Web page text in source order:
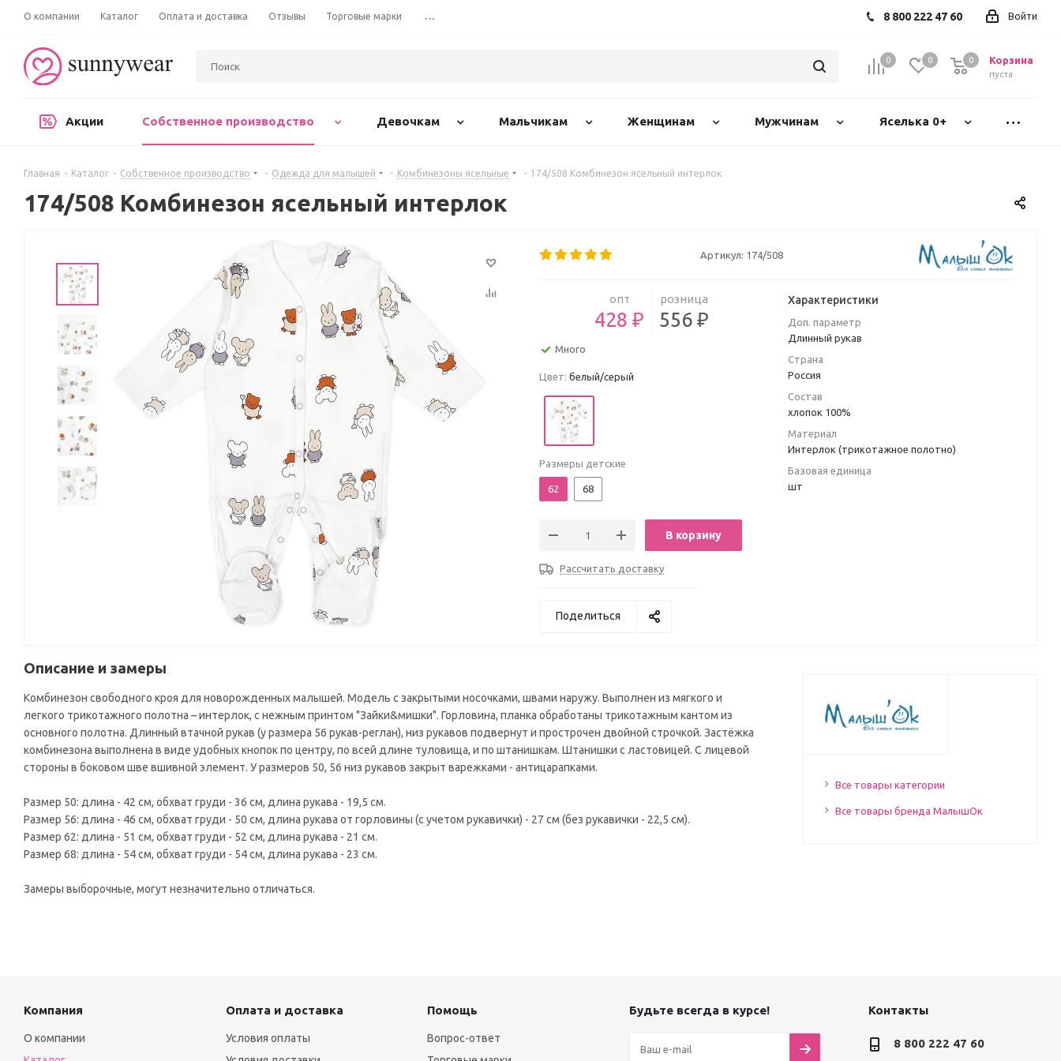
О компании Каталог Оплата и доставка Отзывы Торговые марки ... Войти
8 800 222 47 60
0 0 Корзина
пуста
0
Акции Собственное производство Девочкам Мальчикам Женщинам Мужчинам Яселька 0+
Главная - Каталог - Собственное производство - Одежда для малышей - Комбинезоны ясельные - 174/508 Комбинезон ясельный интерлок
174/508 Комбинезон ясельный интерлок
Артикул: 174/508
опт
428 ₽
розница
556 ₽
Много
Цвет: белый/серый
Размеры детские
62 68
В корзину
Рассчитать доставку
Характеристики
Доп. параметр
Длинный рукав
Страна
Россия
Состав
хлопок 100%
Материал
Интерлок (трикотажное полотно)
Базовая единица
шт
Поделиться
Описание и замеры
Комбинезон свободного кроя для новорожденных малышей. Модель с закрытыми носочками, швами наружу. Выполнен из мягкого и
легкого трикотажного полотна – интерлок, с нежным принтом "Зайки&мишки". Горловина, планка обработаны трикотажным кантом из
основного полотна. Длинный втачной рукав (у размера 56 рукав-реглан), низ рукавов подвернут и прострочен двойной строчкой. Застёжка
комбинезона выполнена в виде удобных кнопок по центру, по всей длине туловища, и по штанишкам. Штанишки с ластовицей. С лицевой
стороны в боковом шве вшивной элемент. У размеров 50, 56 низ рукавов закрыт варежками - антицарапками.
Размер 50: длина - 42 см, обхват груди - 36 см, длина рукава - 19,5 см.
Размер 56: длина - 46 см, обхват груди - 50 см, длина рукава от горловины (с учетом рукавички) - 27 см (без рукавички - 22,5 см).
Размер 62: длина - 51 см, обхват груди - 52 см, длина рукава - 21 см.
Размер 68: длина - 54 см, обхват груди - 54 см, длина рукава - 23 см.
Замеры выборочные, могут незначительно отличаться.
Все товары категории
Все товары бренда МалышОк
Компания
О компании
Оплата и доставка
Условия оплаты
Помощь
Вопрос-ответ
Будьте всегда в курсе! Контакты
8 800 222 47 60